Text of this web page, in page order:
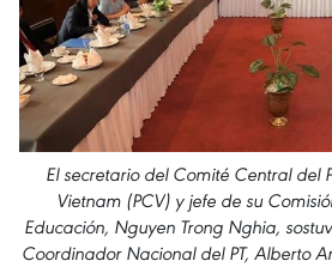
El secretario del Comité Central del
Vietnam (PCV) y jefe de su
Educación, Nguyen Trong Nghia,
Coordinador Nacional del PT, Alberto